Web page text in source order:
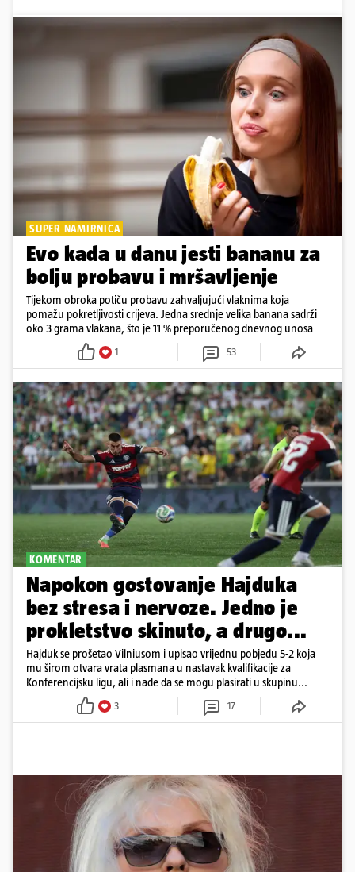
SUPER NAMIRNICA
Evo kada u danu jesti bananu za
bolju probavu i mršavljenje
Tijekom obroka potiču probavu zahvaljujući vlaknima koja
pomažu pokretljivosti crijeva. Jedna srednje velika banana sadrži
oko 3 grama vlakana, što je 11 % preporučenog dnevnog unosa
1 53
KOMENTAR
Napokon gostovanje Hajduka
bez stresa i nervoze. Jedno je
prokletstvo skinuto, a drugo...
Hajduk se prošetao Vilniusom i upisao vrijednu pobjedu 5-2 koja
mu širom otvara vrata plasmana u nastavak kvalifikacije za
Konferencijsku ligu, ali i nade da se mogu plasirati u skupinu...
3 17